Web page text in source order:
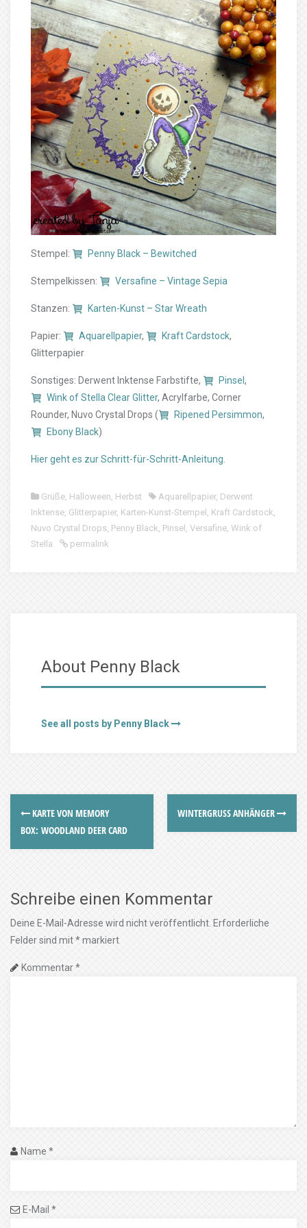
Stempel: Penny Black – Bewitched
Stempelkissen: Versafine – Vintage Sepia
Stanzen: Karten-Kunst – Star Wreath
Papier: Aquarellpapier, Kraft Cardstock,
Glitterpapier
Sonstiges: Derwent Inktense Farbstifte, Pinsel ,
Wink of Stella Clear Glitter, Acrylfarbe, Corner
Rounder, Nuvo Crystal Drops (
Ripened Persimmon,
Ebony Black)
Hier geht es zur Schritt-für-Schritt-Anleitung.
Grüße, Halloween, Herbst Aquarellpapier, Derwent
Inktense, Glitterpapier, Karten-Kunst-Stempel , Kraft Cardstock,
Nuvo Crystal Drops, Penny Black, Pinsel , Versafine, Wink of
Stella
permalink
About Penny Black
See all posts by Penny Black
KARTE VON MEMORY
BOX: WOODLAND DEER CARD
WINTERGRUSS ANHÄNGER
Schreibe einen Kommentar
Deine E-Mail-Adresse wird nicht veröffentlicht. Erforderliche
Felder sind mit*markiert
Kommentar*
Name *
E-Mail *